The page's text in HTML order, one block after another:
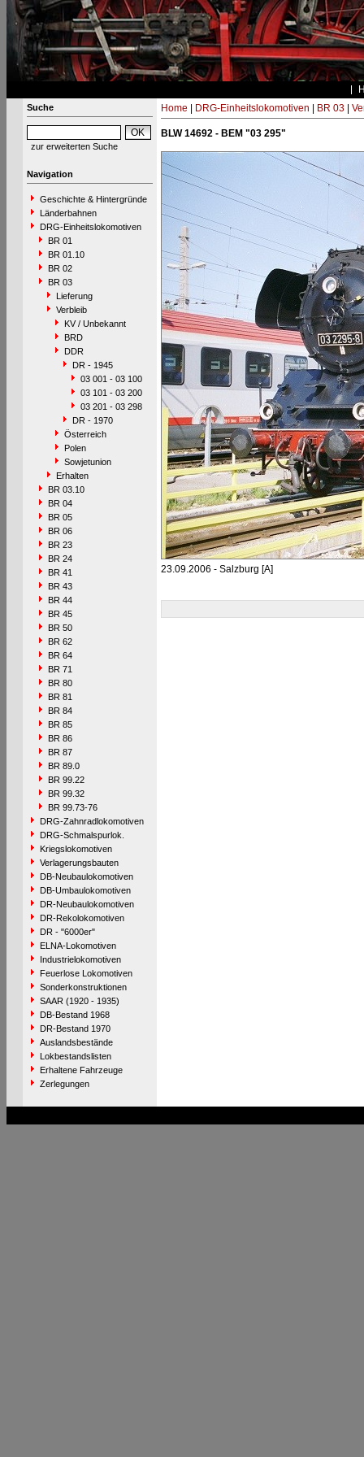
Suche
zur erweiterten Suche
Navigation
Geschichte & Hintergründe
Länderbahnen
DRG-Einheitslokomotiven
BR 01
BR 01.10
BR 02
BR 03
Lieferung
Verbleib
KV / Unbekannt
BRD
DDR
DR - 1945
03 001 - 03 100
03 101 - 03 200
03 201 - 03 298
DR - 1970
Österreich
Polen
Sowjetunion
Erhalten
BR 03.10
BR 04
BR 05
BR 06
BR 23
BR 24
BR 41
BR 43
BR 44
BR 45
BR 50
BR 62
BR 64
BR 71
BR 80
BR 81
BR 84
BR 85
BR 86
BR 87
BR 89.0
BR 99.22
BR 99.32
BR 99.73-76
DRG-Zahnradlokomotiven
DRG-Schmalspurlok.
Kriegslokomotiven
Verlagerungsbauten
DB-Neubaulokomotiven
DB-Umbaulokomotiven
DR-Neubaulokomotiven
DR-Rekolokomotiven
DR - "6000er"
ELNA-Lokomotiven
Industrielokomotiven
Feuerlose Lokomotiven
Sonderkonstruktionen
SAAR (1920 - 1935)
DB-Bestand 1968
DR-Bestand 1970
Auslandsbestände
Lokbestandslisten
Erhaltene Fahrzeuge
Zerlegungen
Home DRG-Einheitslokomotiven BR 03|
BLW 14692 - BEM "03 295"
23.09.2006 - Salzburg [A]